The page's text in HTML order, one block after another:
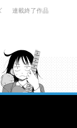
連載終了作品
プルーキー！